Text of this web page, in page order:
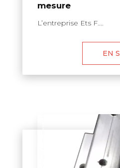
mesure
L’entreprise Ets F....
EN